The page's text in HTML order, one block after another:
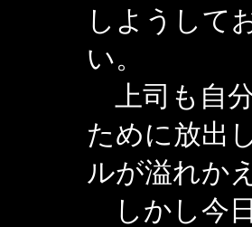
しようして
い。
上司も自
ために放出
ルが溢れか
しかし今